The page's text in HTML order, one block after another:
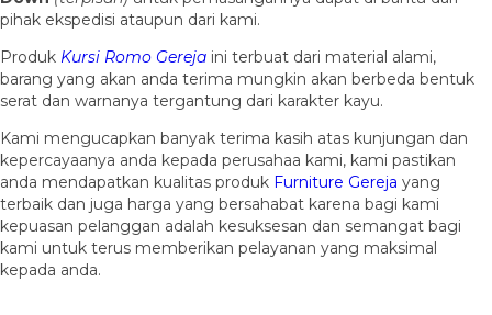
pihak ekspedisi ataupun dari kami.
Produk Kursi Romo Gereja ini terbuat dari material alami,
barang yang akan anda terima mungkin akan berbeda bentuk
serat dan warnanya tergantung dari karakter kayu.
Kami mengucapkan banyak terima kasih atas kunjungan dan
kepercayaanya anda kepada perusahaa kami, kami pastikan
anda mendapatkan kualitas produk Furniture Gereja yang
terbaik dan juga harga yang bersahabat karena bagi kami
kepuasan pelanggan adalah kesuksesan dan semangat bagi
kami untuk terus memberikan pelayanan yang maksimal
kepada anda.